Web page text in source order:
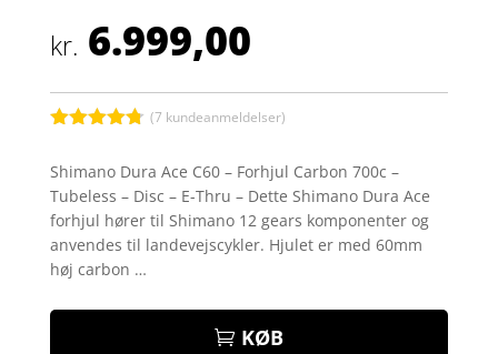
kr. 6.999,00
ud af 5
baseret på
kundebedø
mmelser
(7 kundeanmeldelser)
Shimano Dura Ace C60 – Forhjul Carbon 700c –
Tubeless – Disc – E-Thru – Dette Shimano Dura Ace
forhjul hører til Shimano 12 gears komponenter og
anvendes til landevejscykler. Hjulet er med 60mm
høj carbon …
KØB